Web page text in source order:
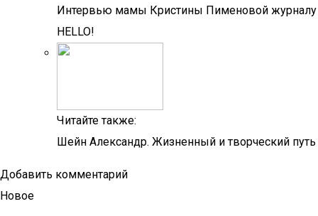
Интервью мамы Кристины Пименовой журналу
HELLO!
Читайте также:
Шейн Александр. Жизненный и творческий путь
Добавить комментарий
Новое